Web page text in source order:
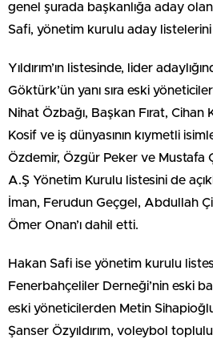
genel şurada başkanlığa aday olan
Safi, yönetim kurulu aday listelerini
Yıldırım’ın listesinde, lider
Göktürk’ün yanı sıra eski
Nihat Özbağı, Başkan Fırat, Cihan
Kosif ve iş dünyasının kıymetli
Özdemir, Özgür Peker ve Mustafa
A.Ş Yönetim Kurulu listesini de
İman, Ferudun Geçgel, Abdullah
Ömer Onan’ı dahil etti.
Hakan Safi ise yönetim kurulu
Fenerbahçeliler Derneği’nin eski
eski yöneticilerden Metin
Şanser Özyıldırım, voleybol